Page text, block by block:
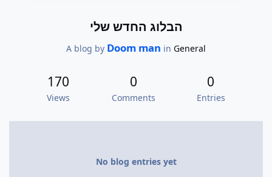
הבלוג החדש שלי
A blog by Doom man in General
0
Entries
0
Comments
170
Views
No blog entries yet